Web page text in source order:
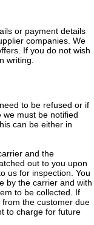
or payment details
companies. We
If you do not wish
writing.
to be refused or if
must be notified
can be either in
and the
out to you upon
us for inspection. You
by the carrier and with
to be collected. If
the customer due
to charge for future